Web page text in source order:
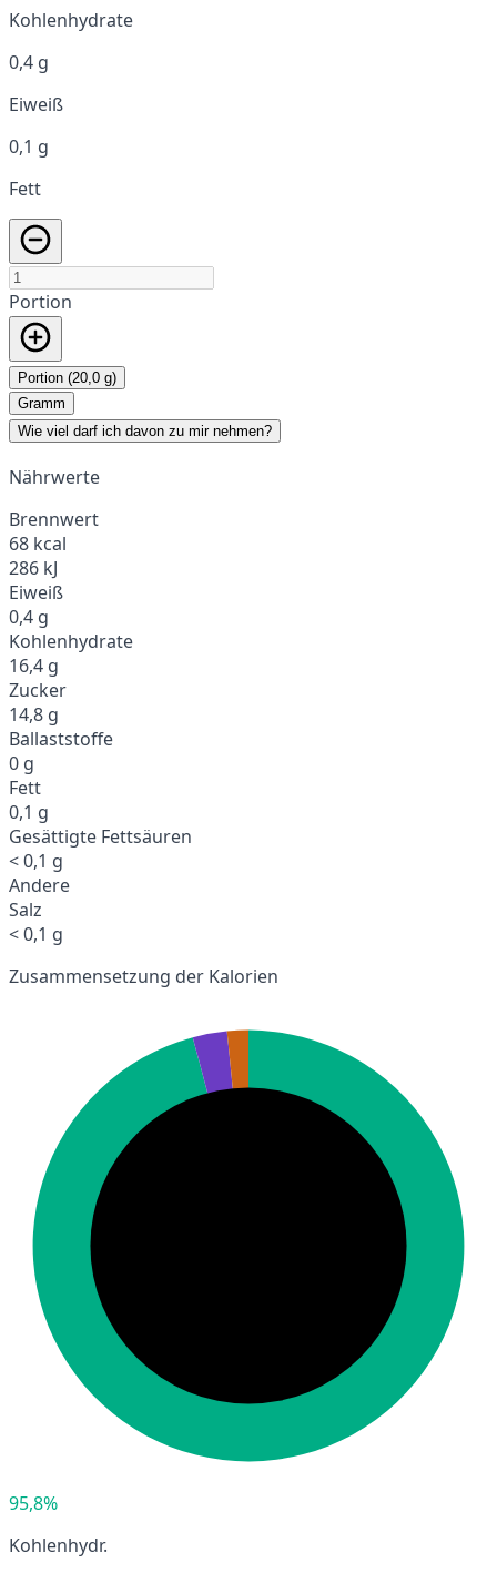
Kohlenhydrate
0,4 g
Eiweiß
0,1 g
Fett
Portion
Portion (20,0 g)
Gramm
Wie viel darf ich davon zu mir nehmen?
Nährwerte
Brennwert
68 kcal
286 kJ
Eiweiß
0,4 g
Kohlenhydrate
16,4 g
Zucker
14,8 g
Ballaststoffe
0 g
Fett
0,1 g
Gesättigte Fettsäuren
< 0,1 g
Andere
Salz
< 0,1 g
Zusammensetzung der Kalorien
95,8%
Kohlenhydr.